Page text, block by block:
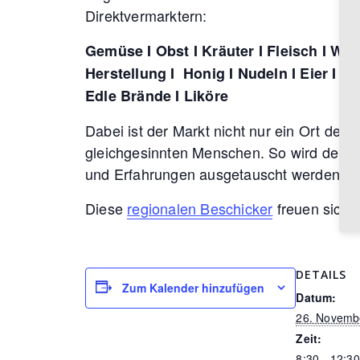
Direktvermarktern:
Gemüse I Obst I Kräuter I Fleisch I
Herstellung I Honig I Nudeln I Eier I
Edle Brände I Liköre
Dabei ist der Markt nicht nur ein Ort des
gleichgesinnten Menschen. So wird der
und Erfahrungen ausgetauscht werden.
Diese regionalen Beschicker freuen sich
Zum Kalender hinzufügen
DETAILS
Datum:
26.
Zeit: